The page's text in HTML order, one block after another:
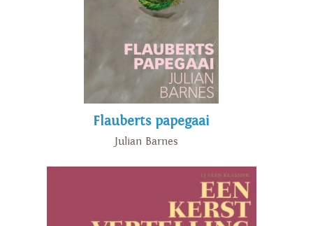
Flauberts papegaai
Julian Barnes